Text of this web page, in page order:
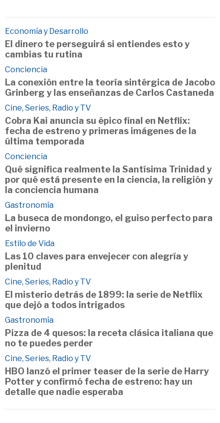
Economía y Desarrollo
El dinero te perseguirá si entiendes esto y
cambias tu rutina
Conciencia
La conexión entre la teoría sintérgica de Jacobo
Grinberg y las enseñanzas de Carlos Castaneda
Cine, Series, Radio y TV
Cobra Kai anuncia su épico final en Netflix:
fecha de estreno y primeras imágenes de la
última temporada
Conciencia
Qué significa realmente la Santísima Trinidad y
por qué está presente en la ciencia, la religión y
la conciencia humana
Gastronomía
La buseca de mondongo, el guiso perfecto para
el invierno
Estilo de Vida
Las 10 claves para envejecer con alegría y
plenitud
Cine, Series, Radio y TV
El misterio detrás de 1899: la serie de Netflix
que dejó a todos intrigados
Gastronomía
Pizza de 4 quesos: la receta clásica italiana que
no te puedes perder
Cine, Series, Radio y TV
HBO lanzó el primer teaser de la serie de Harry
Potter y confirmó fecha de estreno: hay un
detalle que nadie esperaba